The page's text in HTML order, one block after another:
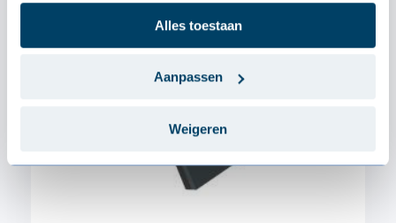
Alles toestaan
Aanpassen
Weigeren